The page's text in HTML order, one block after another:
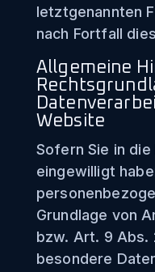
letztgenannten
nach Fortfall
Allgemeine
Website
Sofern Sie in
eingewilligt
Grundlage von
bzw. Art. 9 Abs.
besondere